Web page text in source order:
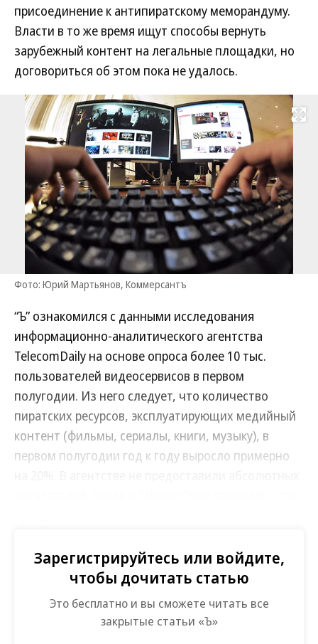
присоединение к антипиратскому меморандуму.
Власти в то же время ищут способы вернуть
зарубежный контент на легальные площадки, но
договориться об этом пока не удалось.
Развернуть
Фото: Юрий Мартьянов, Коммерсантъ
“Ъ” ознакомился с данными исследования
информационно-аналитического агентства
TelecomDaily на основе опроса более 10 тыс.
пользователей видеосервисов в первом
полугодии. Из него следует, что количество
пиратских ресурсов, эксплуатирующих медийный
контент (фильмы, сериалы, книги, музыку), в
первом полугодии год к году выросло примерно
“Ъ” от 9 августа).
Участники рынка по-разному оценивают
развитие пиратского рынка в
медиасегменте.
Зарегистрируйтесь или войдите,
чтобы дочитать статью
Это бесплатно и вы сможете читать все
закрытые статьи «Ъ»